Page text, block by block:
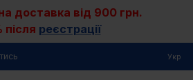
доставка від 900 грн.
після реєстрації
Укр